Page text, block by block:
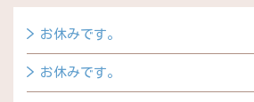
お休みです。
お休みです。